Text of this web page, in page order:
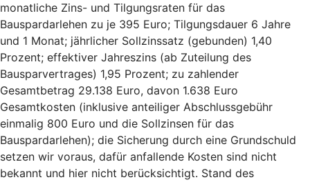
monatliche Zins- und Tilgungsraten für das
Bauspardarlehen zu je 395 Euro; Tilgungsdauer 6 Jahre
und 1 Monat; jährlicher Sollzinssatz (gebunden) 1,40
Prozent; effektiver Jahreszins (ab Zuteilung des
Bausparvertrages) 1,95 Prozent; zu zahlender
Gesamtbetrag 29.138 Euro, davon 1.638 Euro
Gesamtkosten (inklusive anteiliger Abschlussgebühr
einmalig 800 Euro und die Sollzinsen für das
Bauspardarlehen); die Sicherung durch eine Grundschuld
setzen wir voraus, dafür anfallende Kosten sind nicht
bekannt und hier nicht berücksichtigt. Stand des